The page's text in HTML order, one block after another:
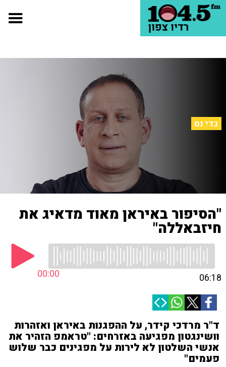
גדי נס
"הסיפור באיראן מאוד מדאיג את
חיזבאללה"
00:00 06:18
ד"ר מרדכי קידר, על ההפגנות באיראן ואזהרות
וושינגטון מפגיעה באזרחים: "טראמפ הזהיר את
אנשי השלטון לא לירות על מפגינים כבר שלוש
פעמים"